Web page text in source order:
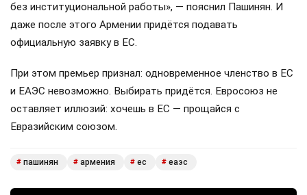
без институциональной работы», — пояснил Пашинян. И
даже после этого Армении придётся подавать
официальную заявку в ЕС.
При этом премьер признал: одновременное членство в ЕС
и ЕАЭС невозможно. Выбирать придётся. Евросоюз не
оставляет иллюзий: хочешь в ЕС — прощайся с
Евразийским союзом.
# пашинян # армения # ес # еаэс